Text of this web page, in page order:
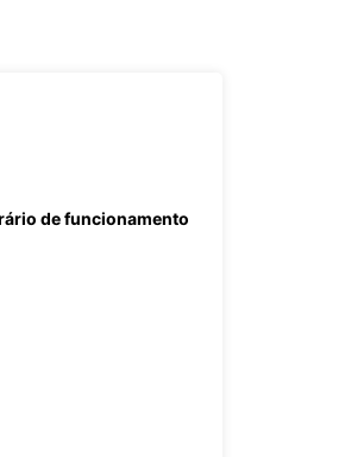
de funcionamento